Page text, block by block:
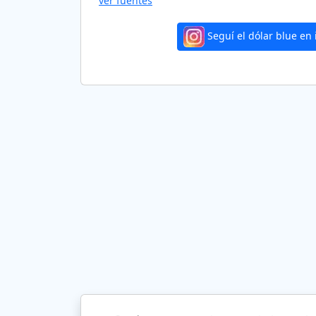
Seguí el dólar blue en